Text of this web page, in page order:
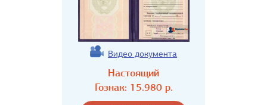
Видео документа
Настоящий
Гознак: 15.980р.